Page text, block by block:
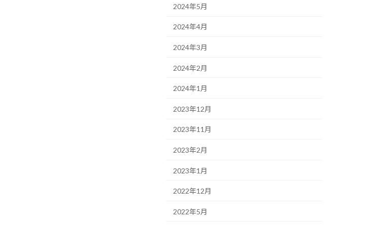
2024年5月
2024年4月
2024年3月
2024年2月
2024年1月
2023年12月
2023年11月
2023年2月
2023年1月
2022年12月
2022年5月